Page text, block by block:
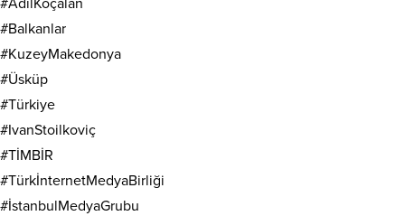
#Balkanlar
#KuzeyMakedonya
#Üsküp
#Türkiye
#IvanStoilkoviç
#TİMBİR
#TürkİnternetMedyaBirliği
#İstanbulMedyaGrubu